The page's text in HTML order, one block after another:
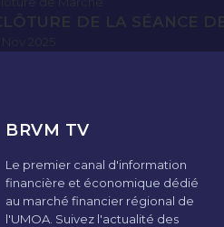
CLÔTURE DE LA SÉANCE
BRVM TV
Le premier canal d'information
financière et économique dédié
au marché financier régional de
l'UMOA. Suivez l'actualité des